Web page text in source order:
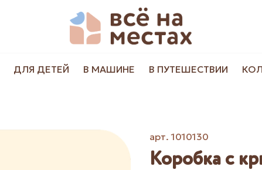
ДЛЯ ДЕТЕЙ В МАШИНЕ В ПУТЕШЕСТВИИ
арт.1010130
Коробка с